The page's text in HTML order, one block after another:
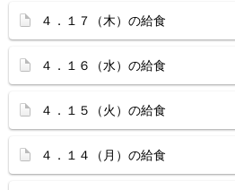
４．１７（木）の給食
４．１６（水）の給食
４．１５（火）の給食
４．１４（月）の給食